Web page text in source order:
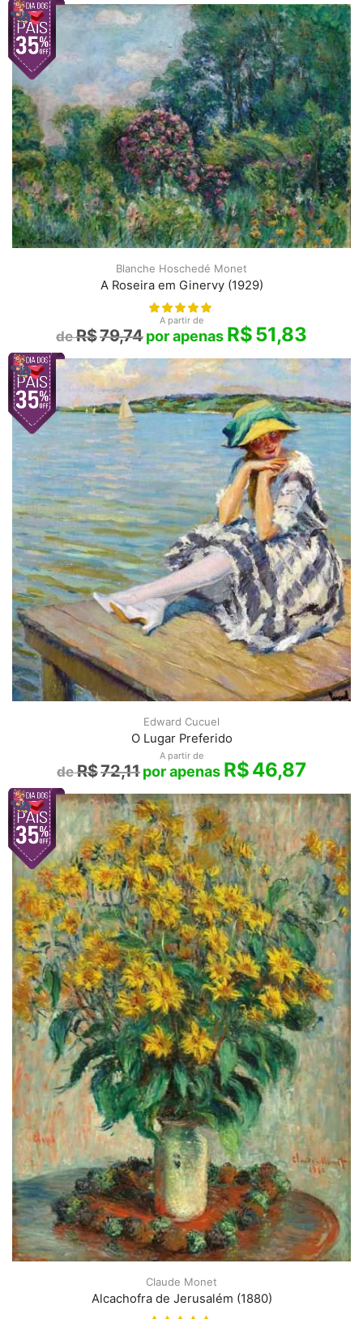
Blanche Hoschedé Monet
A Roseira em Ginervy (1929)
A partir de
R$79,74 R$51,83
Edward Cucuel
O Lugar Preferido
A partir de
R$72,11 R$46,87
Claude Monet
Alcachofra de Jerusalém (1880)